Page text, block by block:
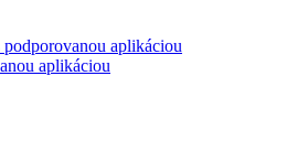
podporovanou aplikáciou
aplikáciou